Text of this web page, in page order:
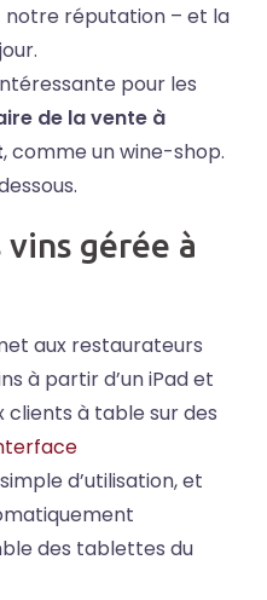
notre réputation – et la
pour les
de la vente à
, comme un wine-shop.
gérée à
aux restaurateurs
à partir d’un iPad et
à table sur des
d’utilisation, et
des tablettes du